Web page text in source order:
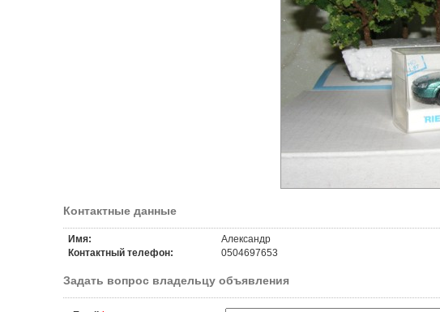
Контактные данные
Имя:
Александр
Контактный телефон:
0504697653
Задать вопрос владельцу объявления